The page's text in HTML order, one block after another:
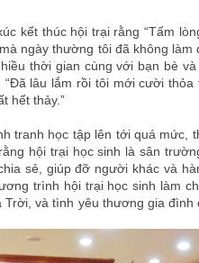
kết thúc hội trại rằng “Tấm
ngày thường tôi đã không làm
thời gian cùng với bạn bè
“Đã lâu lắm rồi tôi mới cười
hết thảy.”
tranh học tập lên tới quá mức,
hội trại học sinh là sân
sẻ, giúp đỡ người khác và
trình hội trại học sinh làm
Trời, và tình yêu thương gia